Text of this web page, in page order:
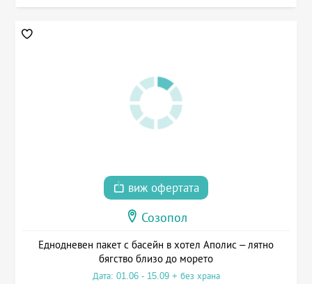
виж офертата
Созопол
Еднодневен пакет с басейн в хотел Аполис – лятно
бягство близо до морето
Дата: 01.06 - 15.09 + без храна